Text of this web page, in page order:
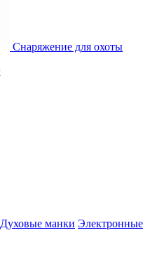
Снаряжение для охоты
Духовые манки Электронные